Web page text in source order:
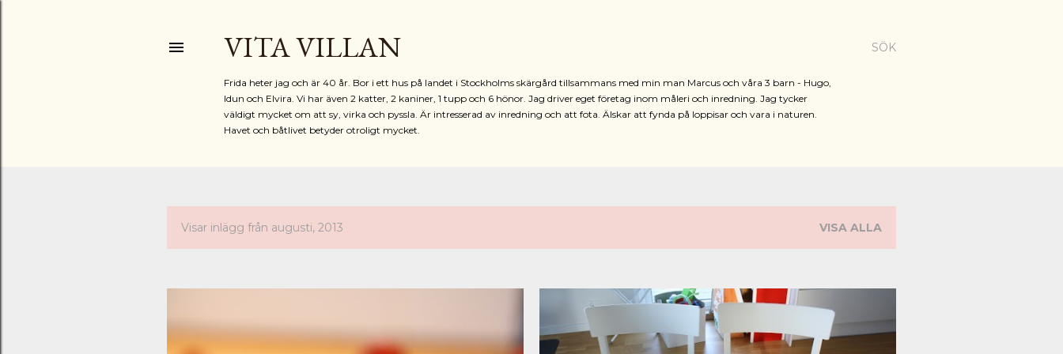
SÖK
VITA VILLAN
Frida heter jag och är 40 år. Bor i ett hus på landet i Stockholms skärgård tillsammans med min man Marcus och våra 3 barn - Hugo,
Idun och Elvira. Vi har även 2 katter, 2 kaniner, 1 tupp och 6 hönor. Jag driver eget företag inom måleri och inredning. Jag tycker
väldigt mycket om att sy, virka och pyssla. Är intresserad av inredning och att fota. Älskar att fynda på loppisar och vara i naturen.
Havet och båtlivet betyder otroligt mycket.
I
ä
Visar inlägg från augusti, 2013 VISA ALLA